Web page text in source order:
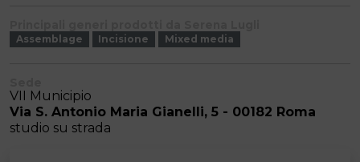
Assemblage Incisione Mixed media
VII Municipio
Via S. Antonio Maria Gianelli, 5 - 00182 Roma
studio su strada